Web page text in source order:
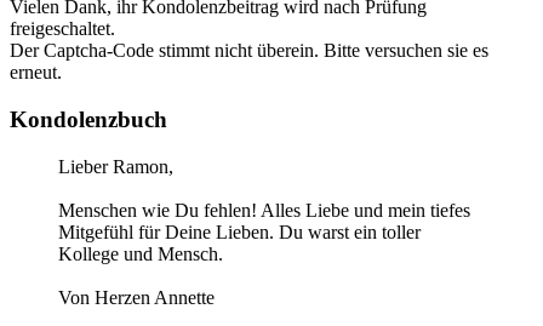
Vielen Dank, ihr Kondolenzbeitrag wird nach Prüfung
freigeschaltet.
Der Captcha-Code stimmt nicht überein. Bitte versuchen sie es
erneut.
Kondolenzbuch
Lieber Ramon,
Menschen wie Du fehlen! Alles Liebe und mein tiefes
Mitgefühl für Deine Lieben. Du warst ein toller
Kollege und Mensch.
Von Herzen Annette